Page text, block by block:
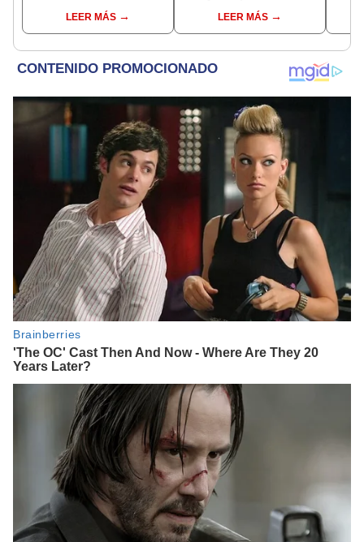
Aliaga no representan al
JNE
LEER MÁS
de alcaldesLEER MÁS